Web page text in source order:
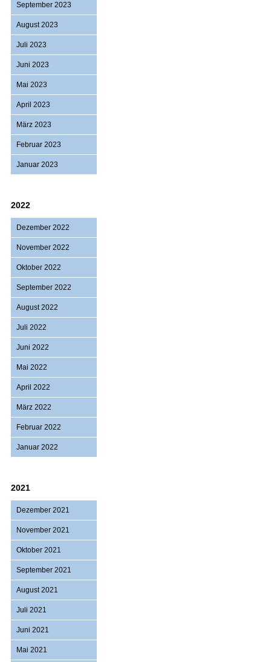
September 2023
August 2023
Juli 2023
Juni 2023
Mai 2023
April 2023
März 2023
Februar 2023
Januar 2023
2022
Dezember 2022
November 2022
Oktober 2022
September 2022
August 2022
Juli 2022
Juni 2022
Mai 2022
April 2022
März 2022
Februar 2022
Januar 2022
2021
Dezember 2021
November 2021
Oktober 2021
September 2021
August 2021
Juli 2021
Juni 2021
Mai 2021